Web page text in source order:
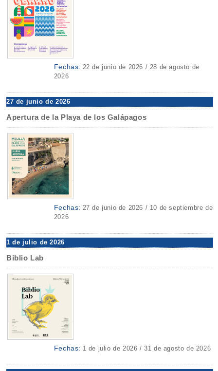
Fechas: 22 de junio de 2026 / 28 de agosto de
2026
27 de junio de 2026
Apertura de la Playa de los Galápagos
Fechas: 27 de junio de 2026 / 10 de septiembre de
2026
1 de julio de 2026
Biblio Lab
Fechas: 1 de julio de 2026 / 31 de agosto de 2026